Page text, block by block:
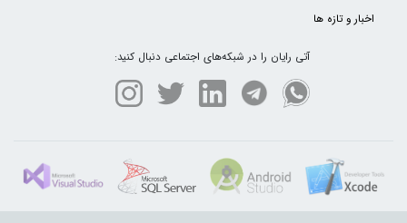
اخبار و تازه ها
آتی رایان را در شبکه‌های اجتماعی دنبال کنید: